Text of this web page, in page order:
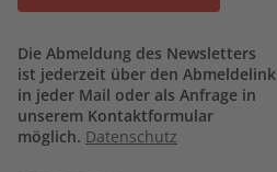
Die Abmeldung des Newsletters
ist jederzeit über den Abmeldelink
in jeder Mail oder als Anfrage in
unserem Kontaktformular
möglich. Datenschutz